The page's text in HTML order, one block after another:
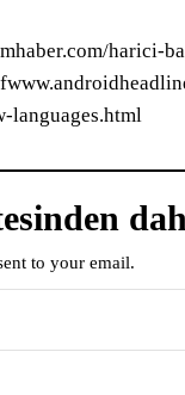
harici-
languages.html
to your email.